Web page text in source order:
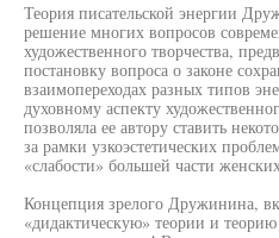
Теория писательской энергии
решение многих вопросов
художественного творчества,
постановку вопроса о законе
взаимопереходах разных типов
духовному аспекту
позволяла ее автору ставить
за рамки узкоэстетических
«слабости» большей части
Концепция зрелого Дружинина,
«дидактическую» теории и